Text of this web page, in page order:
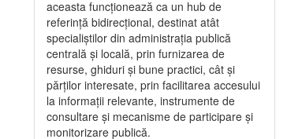
aceasta funcționează ca un hub de
referință bidirecțional, destinat atât
specialiștilor din administrația publică
centrală și locală, prin furnizarea de
resurse, ghiduri și bune practici, cât și
părților interesate, prin facilitarea accesului
la informații relevante, instrumente de
consultare și mecanisme de participare și
monitorizare publică.